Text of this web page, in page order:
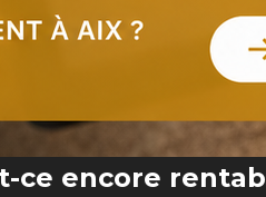
ce encore